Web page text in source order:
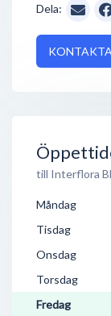
Dela:
KONTAKTA
till Interflora
Måndag
Tisdag
Onsdag
Torsdag
Fredag